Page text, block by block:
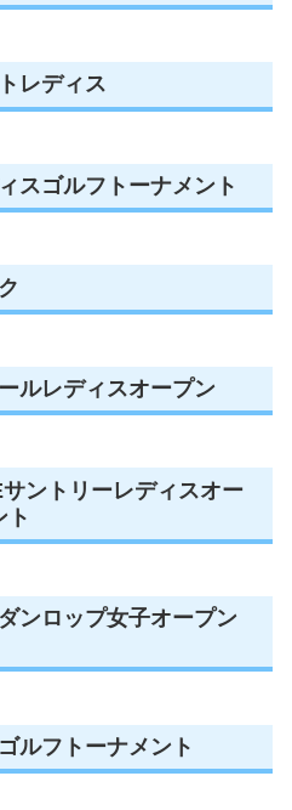
レディス
スゴルフトーナメント
ルレディスオープン
ントリーレディスオー
ト
ンロップ女子オープン
ルフトーナメント